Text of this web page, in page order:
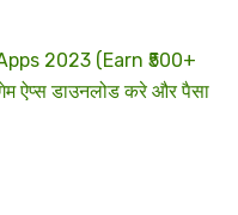
2023 (Earn ₹500+
ऐप्स डाउनलोड करे और पैसा